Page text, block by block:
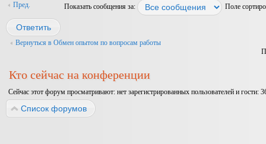
Пред. Показать сообщения за: Поле
Ответить
Вернуться в Обмен опытом по вопросам работы
Кто сейчас на конференции
Сейчас этот форум просматривают: нет зарегистрированных пользователей и гости:
Список форумов